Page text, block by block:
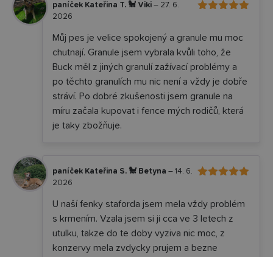
paníček Kateřina T. 🐩 Viki – 27. 6.
2026
Můj pes je velice spokojený a granule mu moc
chutnají. Granule jsem vybrala kvůli toho, že
Buck měl z jiných granulí zažívací problémy a
po těchto granulích mu nic není a vždy je dobře
stráví. Po dobré zkušenosti jsem granule na
míru začala kupovat i fence mých rodičů, která
je taky zbožňuje.
paníček Kateřina S. 🐩 Betyna– 14. 6.
2026
U naší fenky staforda jsem mela vždy problém
s krmením. Vzala jsem si ji cca ve 3 letech z
utulku, takze do te doby vyziva nic moc, z
konzervy mela zvdycky prujem a bezne